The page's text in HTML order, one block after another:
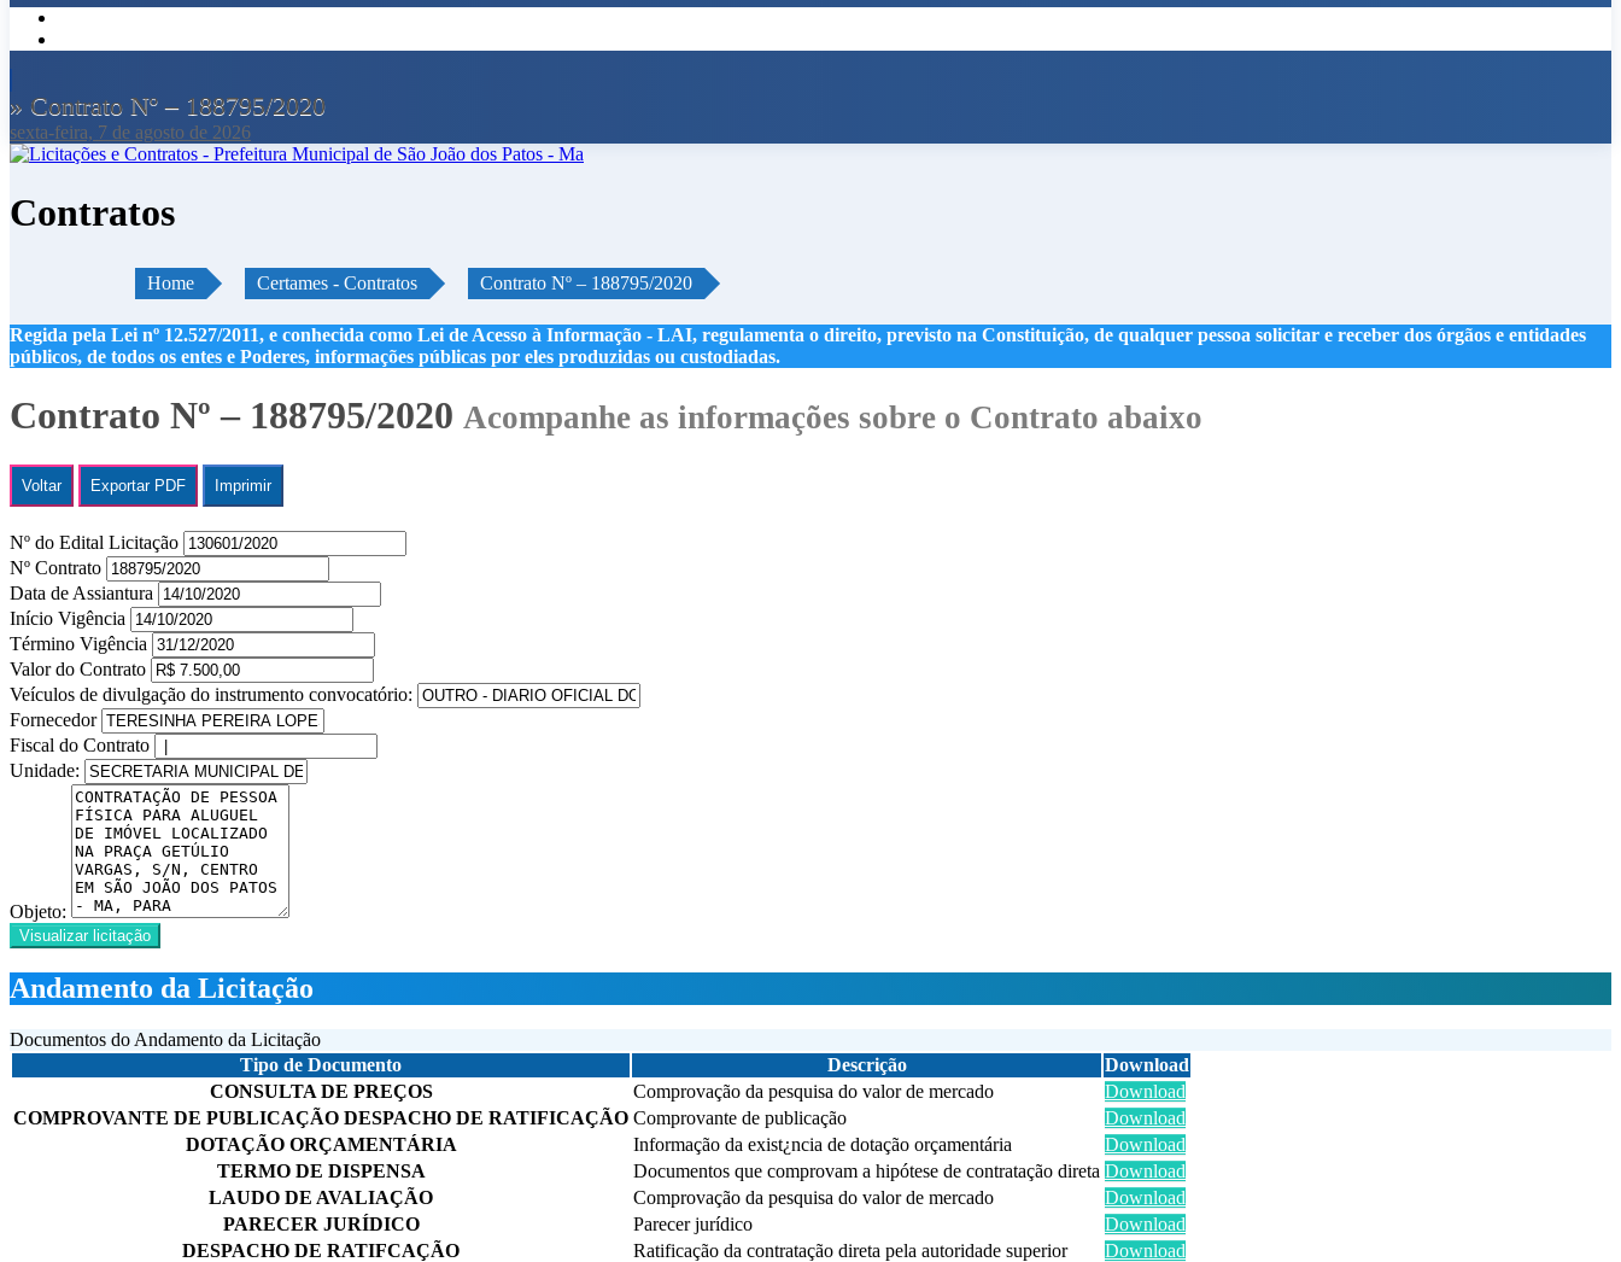
» Contrato Nº – 188795/2020
sexta-feira, 7 de agosto de 2026
Contratos
Home Certames - Contratos Contrato Nº – 188795/2020
Regida pela Lei nº 12.527/2011, e conhecida como Lei de Acesso à Informação - LAI, regulamenta o direito, previsto na Constituição, de qualquer pessoa solicitar e receber dos órgãos e entidades
públicos, de todos os entes e Poderes, informações públicas por eles produzidas ou custodiadas.
Contrato Nº – 188795/2020 Acompanhe as informações sobre o Contrato abaixo
Voltar Exportar PDF Imprimir
Nº do Edital Licitação
Nº Contrato
Data de Assiantura
Início Vigência
Término Vigência
Valor do Contrato
Veículos de divulgação do instrumento convocatório:
Fornecedor
Fiscal do Contrato
Unidade:
Objeto:
Visualizar licitação
Andamento da Licitação
Documentos do Andamento da Licitação
Tipo de Documento
Descrição
Download
CONSULTA DE PREÇOS
Comprovação da pesquisa do valor de mercado
Download
COMPROVANTE DE PUBLICAÇÃO DESPACHO DE RATIFICAÇÃO Comprovante de publicação
Download
DOTAÇÃO ORÇAMENTÁRIA
Informação da exist¿ncia de dotação orçamentária
Download
TERMO DE DISPENSA
Documentos que comprovam a hipótese de contratação direta Download
LAUDO DE AVALIAÇÃO
Comprovação da pesquisa do valor de mercado
Download
PARECER JURÍDICO
Parecer jurídico
Download
DESPACHO DE RATIFCAÇÃO
Ratificação da contratação direta pela autoridade superior
Download